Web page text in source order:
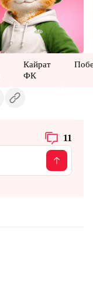
Кайрат
ФК
11